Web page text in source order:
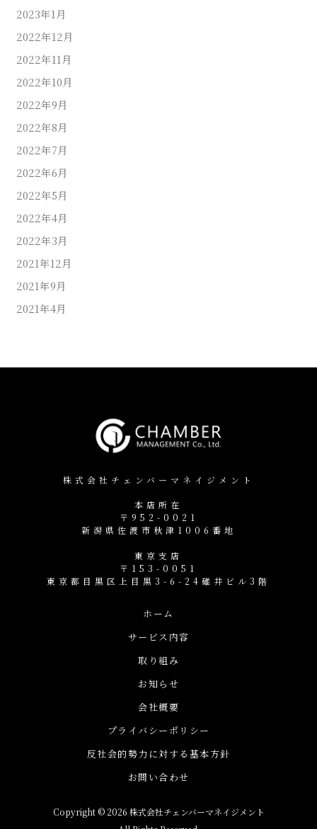
2023年1月
2022年12月
2022年11月
2022年10月
2022年9月
2022年8月
2022年7月
2022年6月
2022年5月
2022年4月
2022年3月
2021年12月
2021年9月
2021年4月
株式会社チェンバーマネイジメント
本店所在
〒952-0021
新潟県佐渡市秋津1006番地
東京支店
〒153-0051
東京都目黒区上目黒3-6-24碓井ビル3階
ホーム
サービス内容
取り組み
お知らせ
会社概要
プライバシーポリシー
反社会的勢力に対する基本方針
お問い合わせ
Copyright © 2026 株式会社チェンバーマネイジメント